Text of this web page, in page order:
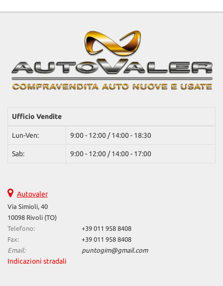
Ufficio Vendite
Lun-Ven: 9:00 - 12:00 / 14:00 - 18:30
Sab: 9:00 - 12:00 / 14:00 - 17:00
Autovaler
Via Simioli, 40
10098 Rivoli (TO)
Telefono:
+39 011 958 8408
Fax:
+39 011 958 8408
Email:
puntogim@gmail.com
Indicazioni stradali